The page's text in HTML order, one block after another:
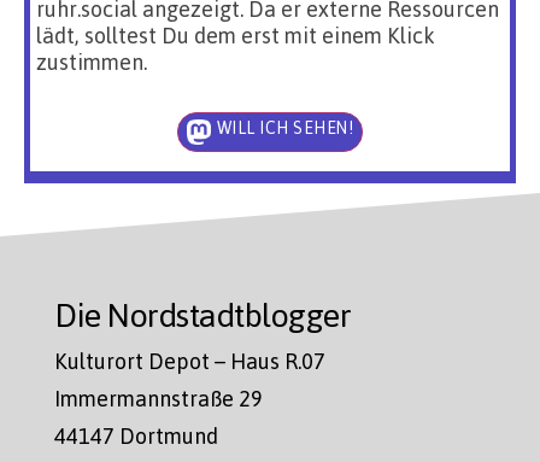
ruhr.social angezeigt. Da er externe Ressourcen
lädt, solltest Du dem erst mit einem Klick
zustimmen.
WILL ICH SEHEN!
Die Nordstadtblogger
Kulturort Depot – Haus R.07
Immermannstraße 29
44147 Dortmund